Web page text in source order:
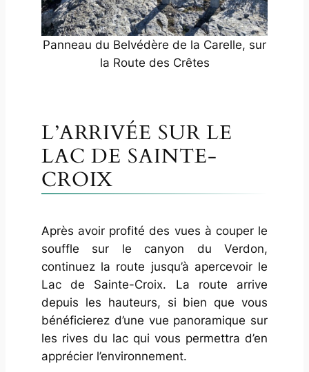
Panneau du Belvédère de la Carelle, sur
la Route des Crêtes
L’ARRIVÉE SUR LE
LAC DE SAINTE-
CROIX
Après avoir profité des vues à couper le
souffle sur le canyon du Verdon,
continuez la route jusqu’à apercevoir le
Lac de Sainte-Croix. La route arrive
depuis les hauteurs, si bien que vous
bénéficierez d’une vue panoramique sur
les rives du lac qui vous permettra d’en
apprécier l’environnement.